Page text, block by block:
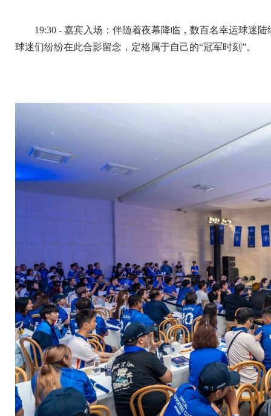
19:30 - 嘉宾入场：伴随着夜幕降临，数百名幸运球迷
球迷们纷纷在此合影留念，定格属于自己的“冠军时刻”。